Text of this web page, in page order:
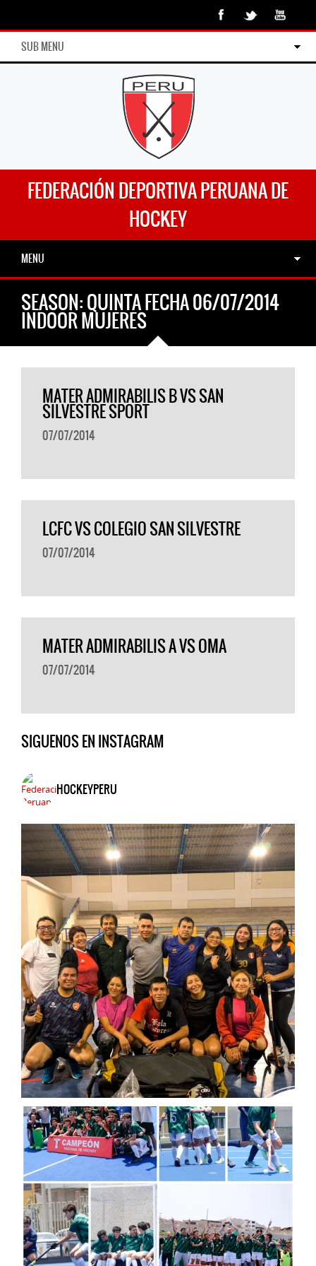
SUB MENU
FEDERACIÓN DEPORTIVA PERUANA DE
HOCKEY
MENU
SEASON:QUINTA FECHA 06/07/2014
INDOOR MUJERES
MATER ADMIRABILIS B VS SAN
SILVESTRE SPORT
07/07/2014
LCFC VS COLEGIO SAN SILVESTRE
07/07/2014
MATER ADMIRABILIS A VS OMA
07/07/2014
SIGUENOS EN INSTAGRAM
HOCKEYPERU